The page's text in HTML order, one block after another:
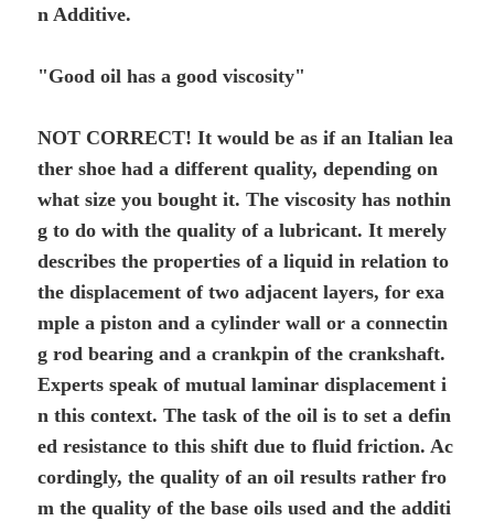
n Additive.
"Good oil has a good viscosity"
NOT CORRECT! It would be as if an Italian lea
ther shoe had a different quality, depending on
what size you bought it. The viscosity has nothin
g to do with the quality of a lubricant. It merely
describes the properties of a liquid in relation to
the displacement of two adjacent layers, for exa
mple a piston and a cylinder wall or a connectin
g rod bearing and a crankpin of the crankshaft.
Experts speak of mutual laminar displacement i
n this context. The task of the oil is to set a defin
ed resistance to this shift due to fluid friction. Ac
cordingly, the quality of an oil results rather fro
m the quality of the base oils used and the additi